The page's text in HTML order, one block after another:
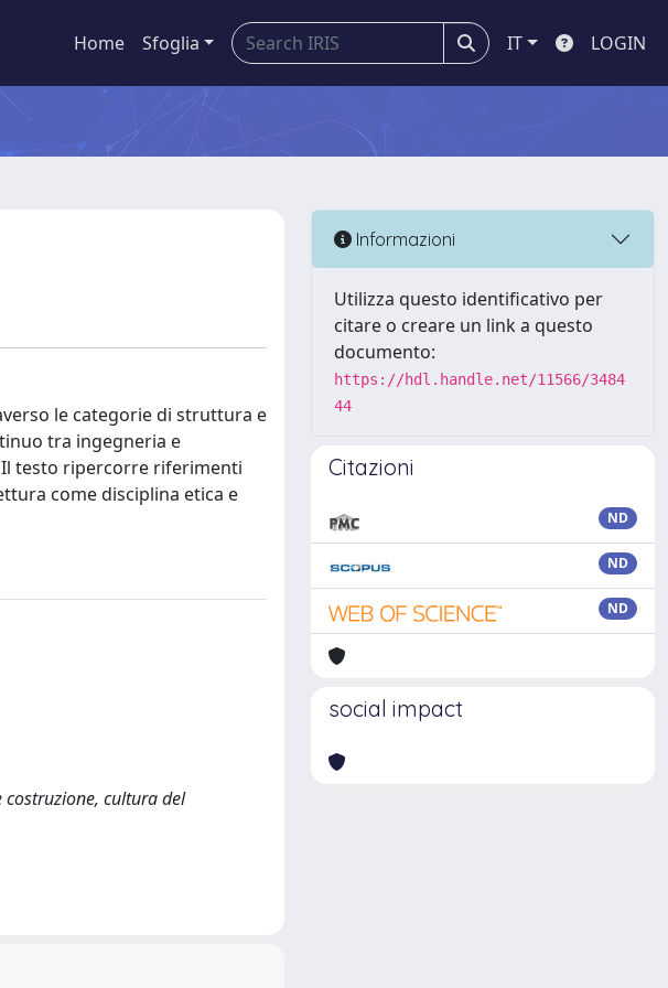
Home Sfoglia IT LOGIN
le categorie di struttura e
tra ingegneria e
testo ripercorre riferimenti
come disciplina etica e
cultura del
Informazioni
Utilizza questo identificativo per
citare o creare un link a questo
documento:
https://hdl.handle.net/11566/3484
44
Citazioni
ND
ND
ND
social impact